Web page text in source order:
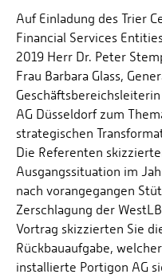
Auf Einladung des Trier
Financial Services
2019 Herr Dr. Peter
Frau Barbara Glass,
AG Düsseldorf zum
strategischen
Die Referenten
Ausgangssituation im
nach vorangegangen
Zerschlagung der
Vortrag skizzierten Sie
Rückbauaufgabe,
installierte Portigon AG